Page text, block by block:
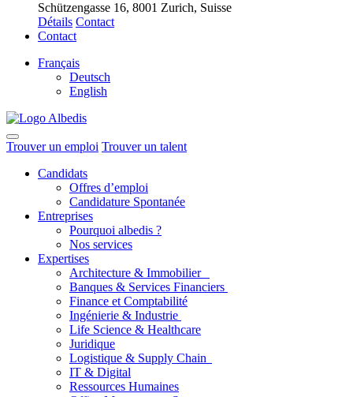
Schützengasse 16, 8001 Zurich, Suisse
Détails Contact
Contact
Français
Deutsch
English
Trouver un emploi Trouver un talent
Candidats
Offres d’emploi
Candidature Spontanée
Entreprises
Pourquoi albedis ?
Nos services
Expertises
Architecture & Immobilier
Banques & Services Financiers
Finance et Comptabilité
Ingénierie & Industrie
Life Science & Healthcare
Juridique
Logistique & Supply Chain
IT & Digital
Ressources Humaines